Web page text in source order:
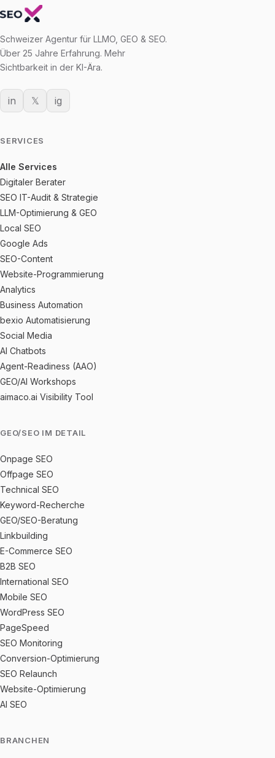
Schweizer Agentur für LLMO, GEO & SEO.
Über 25 Jahre Erfahrung. Mehr
Sichtbarkeit in der KI-Ära.
in 𝕏 ig
SERVICES
Alle Services
Digitaler Berater
SEO IT-Audit & Strategie
LLM-Optimierung & GEO
Local SEO
Google Ads
SEO-Content
Website-Programmierung
Analytics
Business Automation
bexio Automatisierung
Social Media
AI Chatbots
Agent-Readiness (AAO)
GEO/AI Workshops
aimaco.ai Visibility Tool
GEO/SEO IM DETAIL
Onpage SEO
Offpage SEO
Technical SEO
Keyword-Recherche
GEO/SEO-Beratung
Linkbuilding
E-Commerce SEO
B2B SEO
International SEO
Mobile SEO
WordPress SEO
PageSpeed
SEO Monitoring
Conversion-Optimierung
SEO Relaunch
Website-Optimierung
AI SEO
BRANCHEN